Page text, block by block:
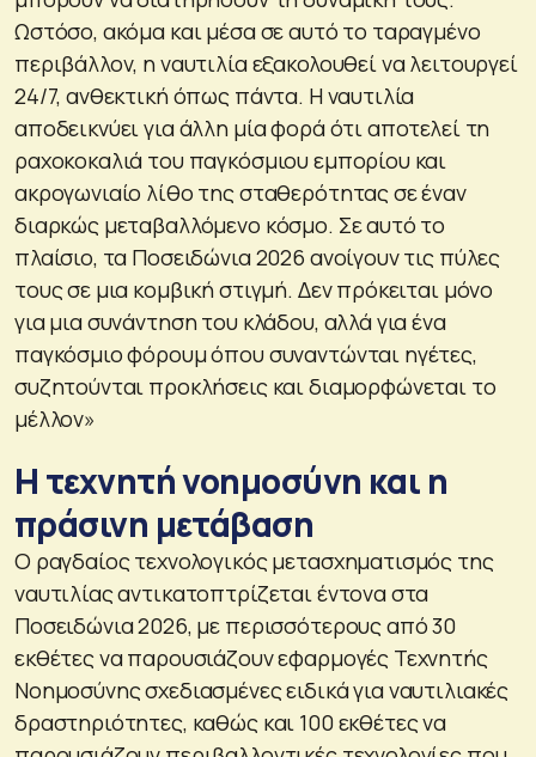
Ωστόσο, ακόμα και μέσα σε αυτό το ταραγμένο
περιβάλλον, η ναυτιλία εξακολουθεί να λειτουργεί
24/7, ανθεκτική όπως πάντα. Η ναυτιλία
αποδεικνύει για άλλη μία φορά ότι αποτελεί τη
ραχοκοκαλιά του παγκόσμιου εμπορίου και
ακρογωνιαίο λίθο της σταθερότητας σε έναν
διαρκώς μεταβαλλόμενο κόσμο. Σε αυτό το
πλαίσιο, τα Ποσειδώνια 2026 ανοίγουν τις πύλες
τους σε μια κομβική στιγμή. Δεν πρόκειται μόνο
για μια συνάντηση του κλάδου, αλλά για ένα
παγκόσμιο φόρουμ όπου συναντώνται ηγέτες,
συζητούνται προκλήσεις και διαμορφώνεται το
μέλλον»
Η τεχνητή νοημοσύνη και η
πράσινη μετάβαση
Ο ραγδαίος τεχνολογικός μετασχηματισμός της
ναυτιλίας αντικατοπτρίζεται έντονα στα
Ποσειδώνια 2026, με περισσότερους από 30
εκθέτες να παρουσιάζουν εφαρμογές Τεχνητής
Νοημοσύνης σχεδιασμένες ειδικά για ναυτιλιακές
δραστηριότητες, καθώς και 100 εκθέτες να